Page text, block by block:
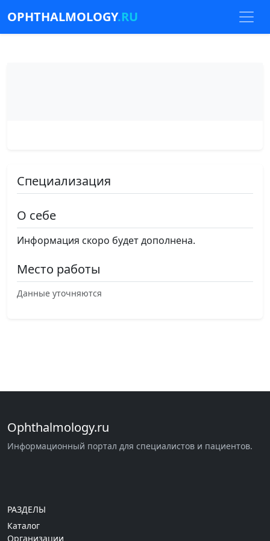
OPHTHALMOLOGY.RU
Специализация
О себе
Информация скоро будет дополнена.
Место работы
Данные уточняются
Ophthalmology.ru
Информационный портал для специалистов и пациентов.
РАЗДЕЛЫ
Каталог
Организации